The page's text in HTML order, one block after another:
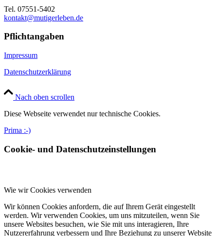
Tel. 07551-5402
kontakt@mutigerleben.de
Pflichtangaben
Impressum
Datenschutzerklärung
Nach oben scrollen
Diese Webseite verwendet nur technische Cookies.
Prima :-)
Cookie- und Datenschutzeinstellungen
Wie wir Cookies verwenden
Wir können Cookies anfordern, die auf Ihrem Gerät eingestellt
werden. Wir verwenden Cookies, um uns mitzuteilen, wenn Sie
unsere Websites besuchen, wie Sie mit uns interagieren, Ihre
Nutzererfahrung verbessern und Ihre Beziehung zu unserer Website